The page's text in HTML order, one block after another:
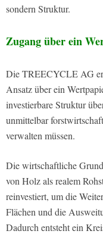
sondern Struktur.
Zugang über ein
Die TREECYCLE AG
Ansatz über ein
investierbare Struktur
unmittelbar
verwalten müssen.
Die wirtschaftliche
von Holz als realem
reinvestiert, um die
Flächen und die
Dadurch entsteht ein